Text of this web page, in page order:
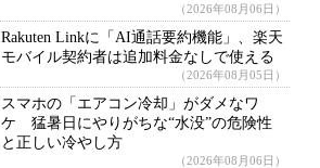
（2026年08月06日）
Rakuten Linkに「AI通話要約機能」、楽天
モバイル契約者は追加料金なしで使える
（2026年08月05日）
スマホの「エアコン冷却」がダメなワ
ケ 猛暑日にやりがちな“水没”の危険性
と正しい冷やし方
（2026年08月06日）